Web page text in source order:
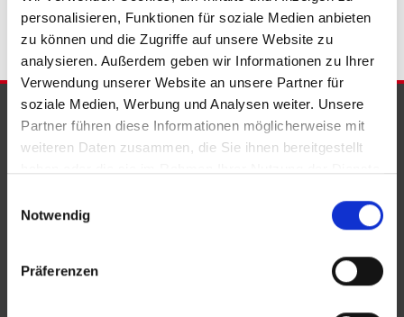
personalisieren, Funktionen für soziale Medien anbieten
zu können und die Zugriffe auf unsere Website zu
analysieren. Außerdem geben wir Informationen zu Ihrer
Verwendung unserer Website an unsere Partner für
soziale Medien, Werbung und Analysen weiter. Unsere
Partner führen diese Informationen möglicherweise mit
weiteren Daten zusammen, die Sie ihnen bereitgestellt
Notwendig
Präferenzen
PARTNER & AUSZEICHNUNGEN